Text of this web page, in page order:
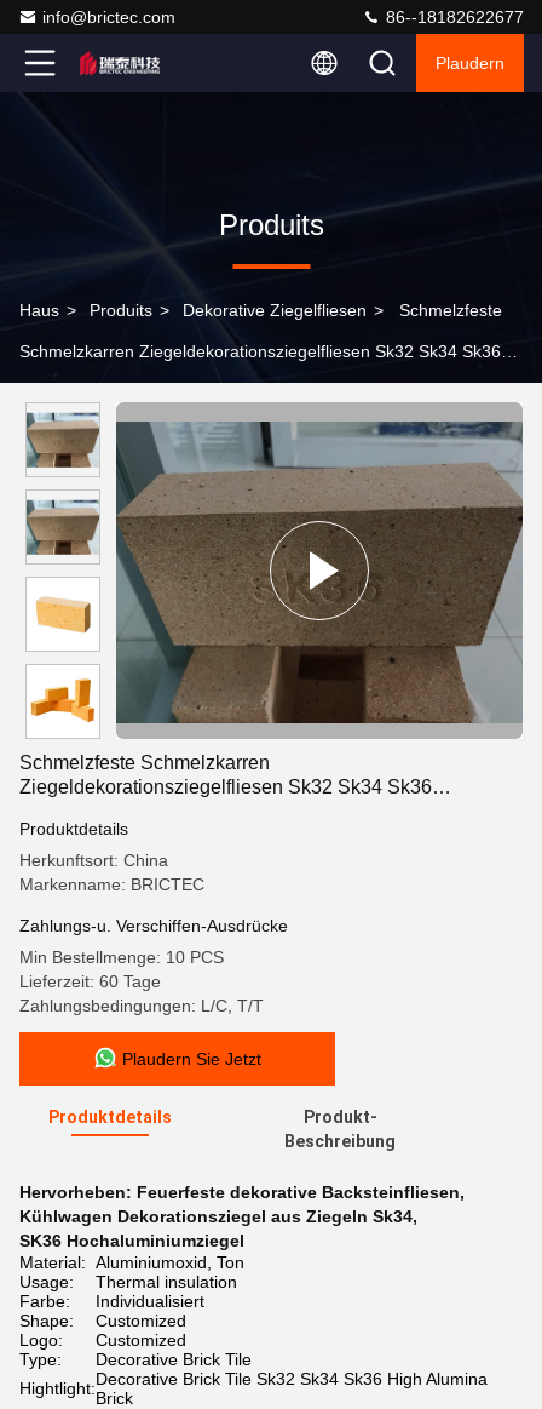
info@brictec.com 86--18182622677
Plaudern
Produits
Haus > Produits > Dekorative Ziegelfliesen > Schmelzfeste
Schmelzkarren Ziegeldekorationsziegelfliesen Sk32 Sk34 Sk36
Schmelzfeste Schmelzkarren
Ziegeldekorationsziegelfliesen Sk32 Sk34 Sk36
Produktdetails
Herkunftsort: China
Markenname: BRICTEC
Zahlungs-u. Verschiffen-Ausdrücke
Min Bestellmenge: 10 PCS
Lieferzeit: 60 Tage
Zahlungsbedingungen: L/C, T/T
Plaudern Sie Jetzt
Produktdetails
Produkt-
Beschreibung
Hervorheben: Feuerfeste dekorative Backsteinfliesen,
Kühlwagen Dekorationsziegel aus Ziegeln Sk34,
SK36 Hochaluminiumziegel
Material: Aluminiumoxid, Ton
Usage:
Thermal insulation
Farbe:
Individualisiert
Shape:
Customized
Logo:
Customized
Type:
Decorative Brick Tile
Hightlight:Decorative Brick Tile Sk32 Sk34 Sk36 High Alumina
Brick